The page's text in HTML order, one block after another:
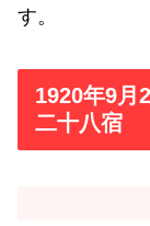
す。
1920年9月
二十八宿